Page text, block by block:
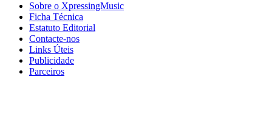
Sobre o XpressingMusic
Ficha Técnica
Estatuto Editorial
Contacte-nos
Links Úteis
Publicidade
Parceiros